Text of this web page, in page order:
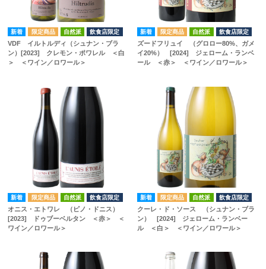
自然派 飲食店限定
VDF イルトルディ（シュナン・ブラ
ン）[2023] クレモン・ポワレル ＜白
＞ ＜ワイン／ロワール＞
自然派 飲食店限定
ズードフリュイ （グロロー80%、ガメ
イ20%） [2024] ジェローム・ランベ
ール ＜赤＞ ＜ワイン／ロワール＞
自然派 飲食店限定
オニス・エトワレ （ピノ・ドニス）
[2023] ドゥブーベルタン ＜赤＞ ＜
ワイン／ロワール＞
自然派 飲食店限定
クーレ・ド・ソース （シュナン・ブラ
ン） [2024] ジェローム・ランベー
ル ＜白＞ ＜ワイン／ロワール＞